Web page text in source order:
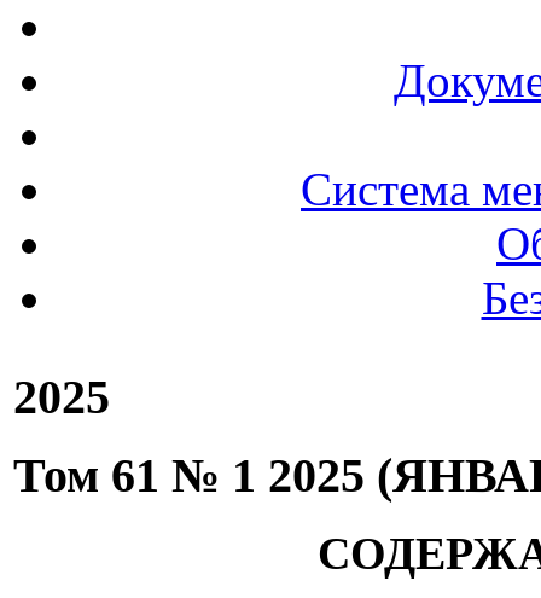
Система
2025
Том 61 № 1 2025